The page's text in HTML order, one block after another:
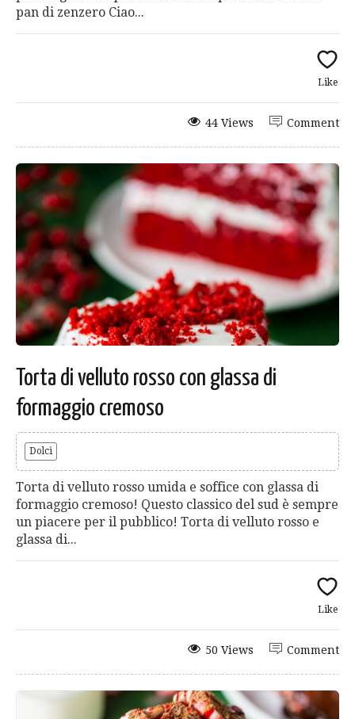
pan di zenzero Ciao...
Like
Comment
44 Views
Torta di velluto rosso con glassa di
formaggio cremoso
Dolci
Torta di velluto rosso umida e soffice con glassa di
formaggio cremoso! Questo classico del sud è sempre
un piacere per il pubblico! Torta di velluto rosso e
glassa di...
Like
Comment
50 Views